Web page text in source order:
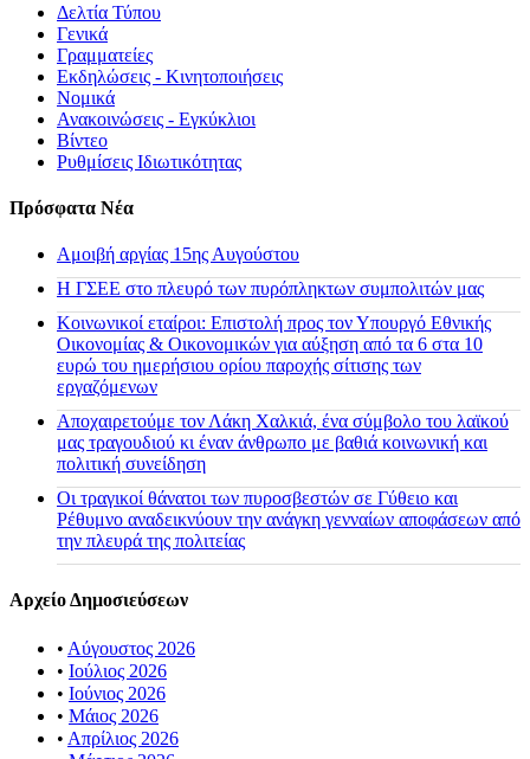
Δελτία Τύπου
Γενικά
Γραμματείες
Εκδηλώσεις - Κινητοποιήσεις
Νομικά
Ανακοινώσεις - Εγκύκλιοι
Βίντεο
Ρυθμίσεις Ιδιωτικότητας
Πρόσφατα Νέα
Αμοιβή αργίας 15ης Αυγούστου
H ΓΣΕΕ στο πλευρό των πυρόπληκτων συμπολιτών μας
Κοινωνικοί εταίροι: Επιστολή προς τον Υπουργό Εθνικής
Οικονομίας & Οικονομικών για αύξηση από τα 6 στα 10
ευρώ του ημερήσιου ορίου παροχής σίτισης των
εργαζόμενων
Αποχαιρετούμε τον Λάκη Χαλκιά, ένα σύμβολο του λαϊκού
μας τραγουδιού κι έναν άνθρωπο με βαθιά κοινωνική και
πολιτική συνείδηση
Οι τραγικοί θάνατοι των πυροσβεστών σε Γύθειο και
Ρέθυμνο αναδεικνύουν την ανάγκη γενναίων αποφάσεων από
την πλευρά της πολιτείας
Αρχείο Δημοσιεύσεων
• Αύγουστος 2026
• Ιούλιος 2026
• Ιούνιος 2026
• Μάιος 2026
• Απρίλιος 2026